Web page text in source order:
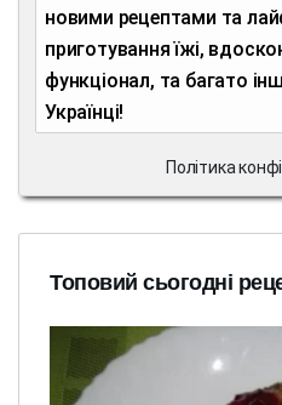
новими рецептами та
приготування їжі,
функціонал, та багато
Українці!
Політика
Топовий сьогодні